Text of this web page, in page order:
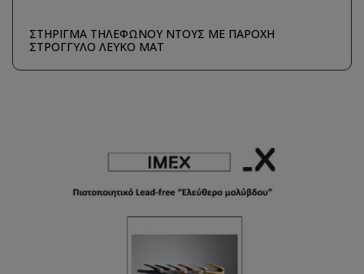
ΣΤΗΡΙΓΜΑ ΤΗΛΕΦΩΝΟΥ ΝΤΟΥΣ ΜΕ ΠΑΡΟΧΗ
ΣΤΡΟΓΓΥΛΟ ΛΕΥΚΟ ΜΑΤ